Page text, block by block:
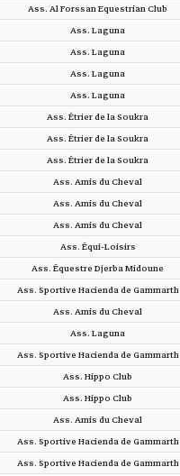
Ass. Al Forssan Equestrian Club
Ass. Laguna
Ass. Laguna
Ass. Laguna
Ass. Laguna
Ass. Étrier de la Soukra
Ass. Étrier de la Soukra
Ass. Étrier de la Soukra
Ass. Amis du Cheval
Ass. Amis du Cheval
Ass. Amis du Cheval
Ass. Équi-Loisirs
Ass. Équestre Djerba Midoune
Ass. Sportive Hacienda de Gammarth
Ass. Amis du Cheval
Ass. Laguna
Ass. Sportive Hacienda de Gammarth
Ass. Hippo Club
Ass. Hippo Club
Ass. Amis du Cheval
Ass. Sportive Hacienda de Gammarth
Ass. Sportive Hacienda de Gammarth